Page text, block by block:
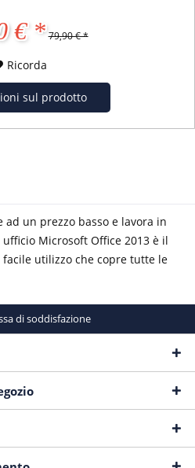
€ * 79,90 € *
Ricorda
sul prodotto
ad un prezzo basso e lavora in
Microsoft Office 2013 è il
utilizzo che copre tutte le
di soddisfazione